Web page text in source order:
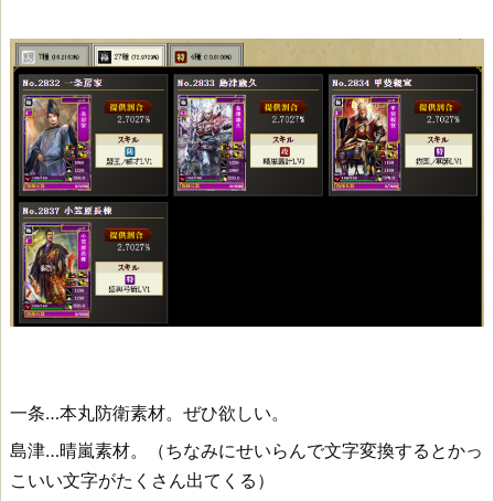
一条…本丸防衛素材。ぜひ欲しい。
島津…晴嵐素材。（ちなみにせいらんで文字変換するとかっ
こいい文字がたくさん出てくる）